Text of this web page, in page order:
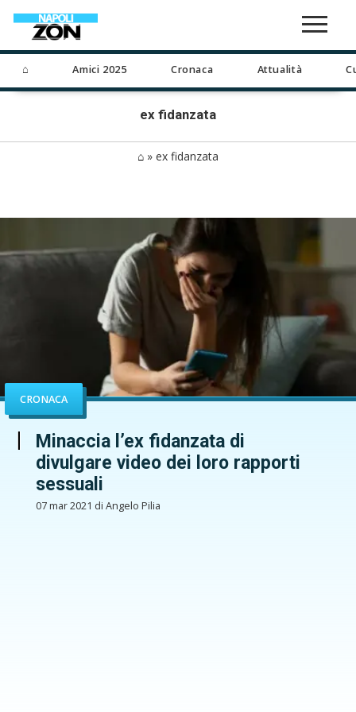
⌂ Amici 2025 Cronaca Attualità
ex fidanzata
⌂ » ex fidanzata
CRONACA
Minaccia l’ex fidanzata di
divulgare video dei loro rapporti
sessuali
07 mar 2021 di Angelo Pilia